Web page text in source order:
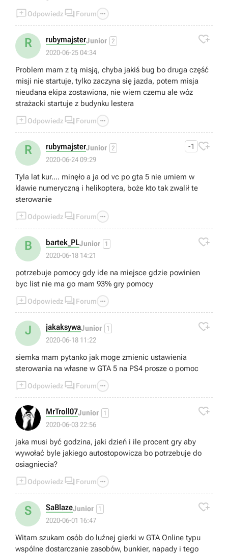
Odpowiedz  Forum 
R rubymajsterJunior 2
2020-06-25 04:34

Problem mam z tą misją, chyba jakiś bug bo druga część
misji nie startuje, tylko zaczyna się jazda, potem misja
nieudana ekipa zostawiona, nie wiem czemu ale wóz
strażacki startuje z budynku lestera
Odpowiedz  Forum 
R rubymajsterJunior 2
2020-06-24 09:29
-1 
Tyla lat kur.... minęło a ja od vc po gta 5 nie umiem w
klawie numeryczną i helikoptera, boże kto tak zwalił te
sterowanie
Odpowiedz  Forum 
B bartek_PLJunior 1
2020-06-18 14:21

potrzebuje pomocy gdy ide na miejsce gdzie powinien
byc list nie ma go mam 93% gry pomocy
Odpowiedz  Forum 
J jakaksywaJunior 1
2020-06-18 11:22

siemka mam pytanko jak moge zmienic ustawienia
sterowania na własne w GTA 5 na PS4 prosze o pomoc
Odpowiedz  Forum 
MrTroll07Junior 1
2020-06-03 22:56

jaka musi być godzina, jaki dzień i ile procent gry aby
wywołać byle jakiego autostopowicza bo potrzebuje do
osiagniecia?
Odpowiedz  Forum 
S SaBlazeJunior 1
2020-06-01 16:47

Witam szukam osób do luźnej gierki w GTA Online typu
wspólne dostarczanie zasobów, bunkier, napady i tego